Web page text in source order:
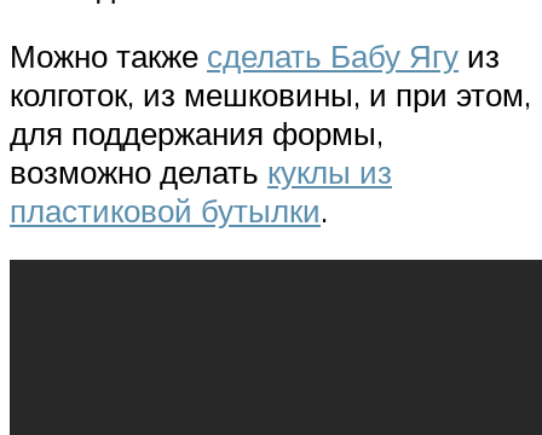
Можно также сделать Бабу Ягу из
колготок, из мешковины, и при этом,
для поддержания формы,
возможно делать куклы из
пластиковой бутылки.